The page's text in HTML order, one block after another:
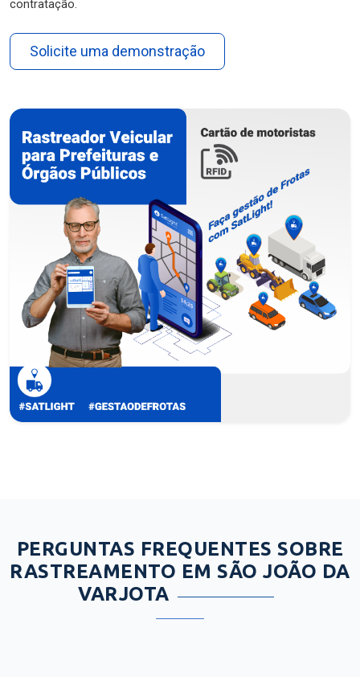
contratação.
Solicite uma demonstração
PERGUNTAS FREQUENTES SOBRE
RASTREAMENTO EM SÃO JOÃO DA
VARJOTA